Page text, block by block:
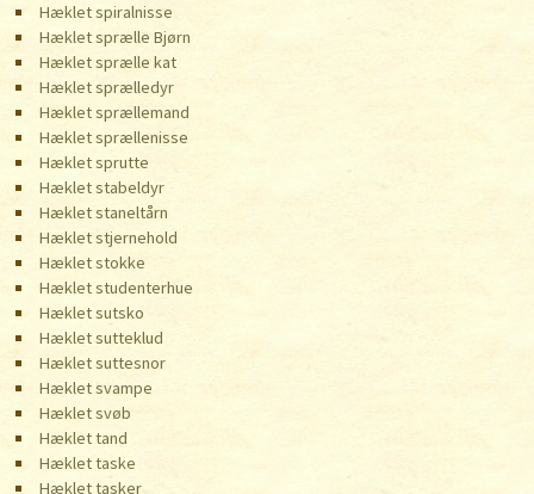
Hæklet spiralnisse
Hæklet sprælle Bjørn
Hæklet sprælle kat
Hæklet sprælledyr
Hæklet sprællemand
Hæklet sprællenisse
Hæklet sprutte
Hæklet stabeldyr
Hæklet staneltårn
Hæklet stjernehold
Hæklet stokke
Hæklet studenterhue
Hæklet sutsko
Hæklet sutteklud
Hæklet suttesnor
Hæklet svampe
Hæklet svøb
Hæklet tand
Hæklet taske
Hæklet tasker